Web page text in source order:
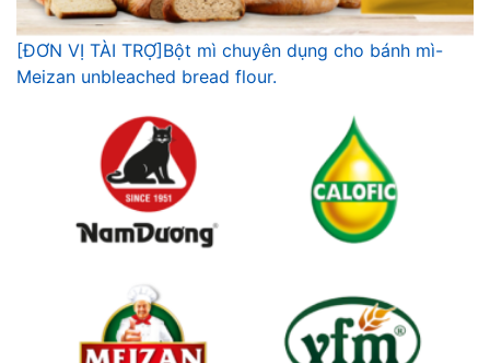
[ĐƠN VỊ TÀI TRỢ]Bột mì chuyên dụng cho bánh mì-
Meizan unbleached bread flour.